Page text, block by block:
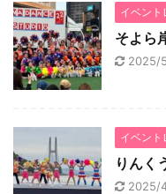
イベント
そよら
2025/
イベント
りんく
2025/